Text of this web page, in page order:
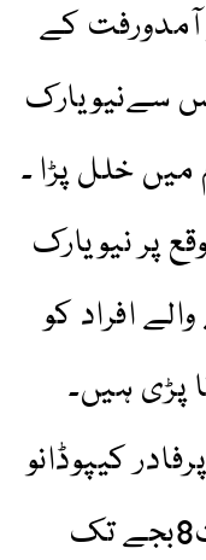
کے
سےنیویارک
خلل پڑا ۔
پر نیویارک
افراد کو
پڑی ہیں۔
کیپوڈانو
بولیورڈ شام 4 بجے سے رات8بجے تک